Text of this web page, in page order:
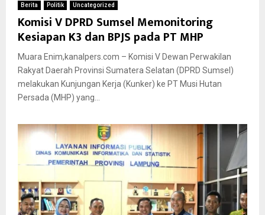
Berita Politik Uncategorized
Komisi V DPRD Sumsel Memonitoring
Kesiapan K3 dan BPJS pada PT MHP
Muara Enim,kanalpers.com – Komisi V Dewan Perwakilan
Rakyat Daerah Provinsi Sumatera Selatan (DPRD Sumsel)
melakukan Kunjungan Kerja (Kunker) ke PT Musi Hutan
Persada (MHP) yang...